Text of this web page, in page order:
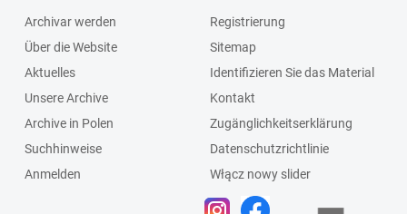
Archivar werden
Über die Website
Aktuelles
Unsere Archive
Archive in Polen
Suchhinweise
Anmelden
Registrierung
Sitemap
Identifizieren Sie das Material
Kontakt
Zugänglichkeitserklärung
Datenschutzrichtlinie
Włącz nowy slider